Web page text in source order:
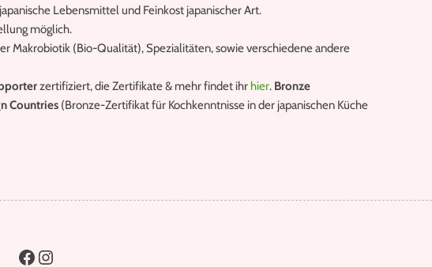
Lebensmittel und Feinkost japanischer Art.
möglich.
Makrobiotik (Bio-Qualität), Spezialitäten, sowie verschiedene andere
zertifiziert, die Zertifikate & mehr findet ihr hier. Bronze
Countries (Bronze-Zertifikat für Kochkenntnisse in der japanischen Küche